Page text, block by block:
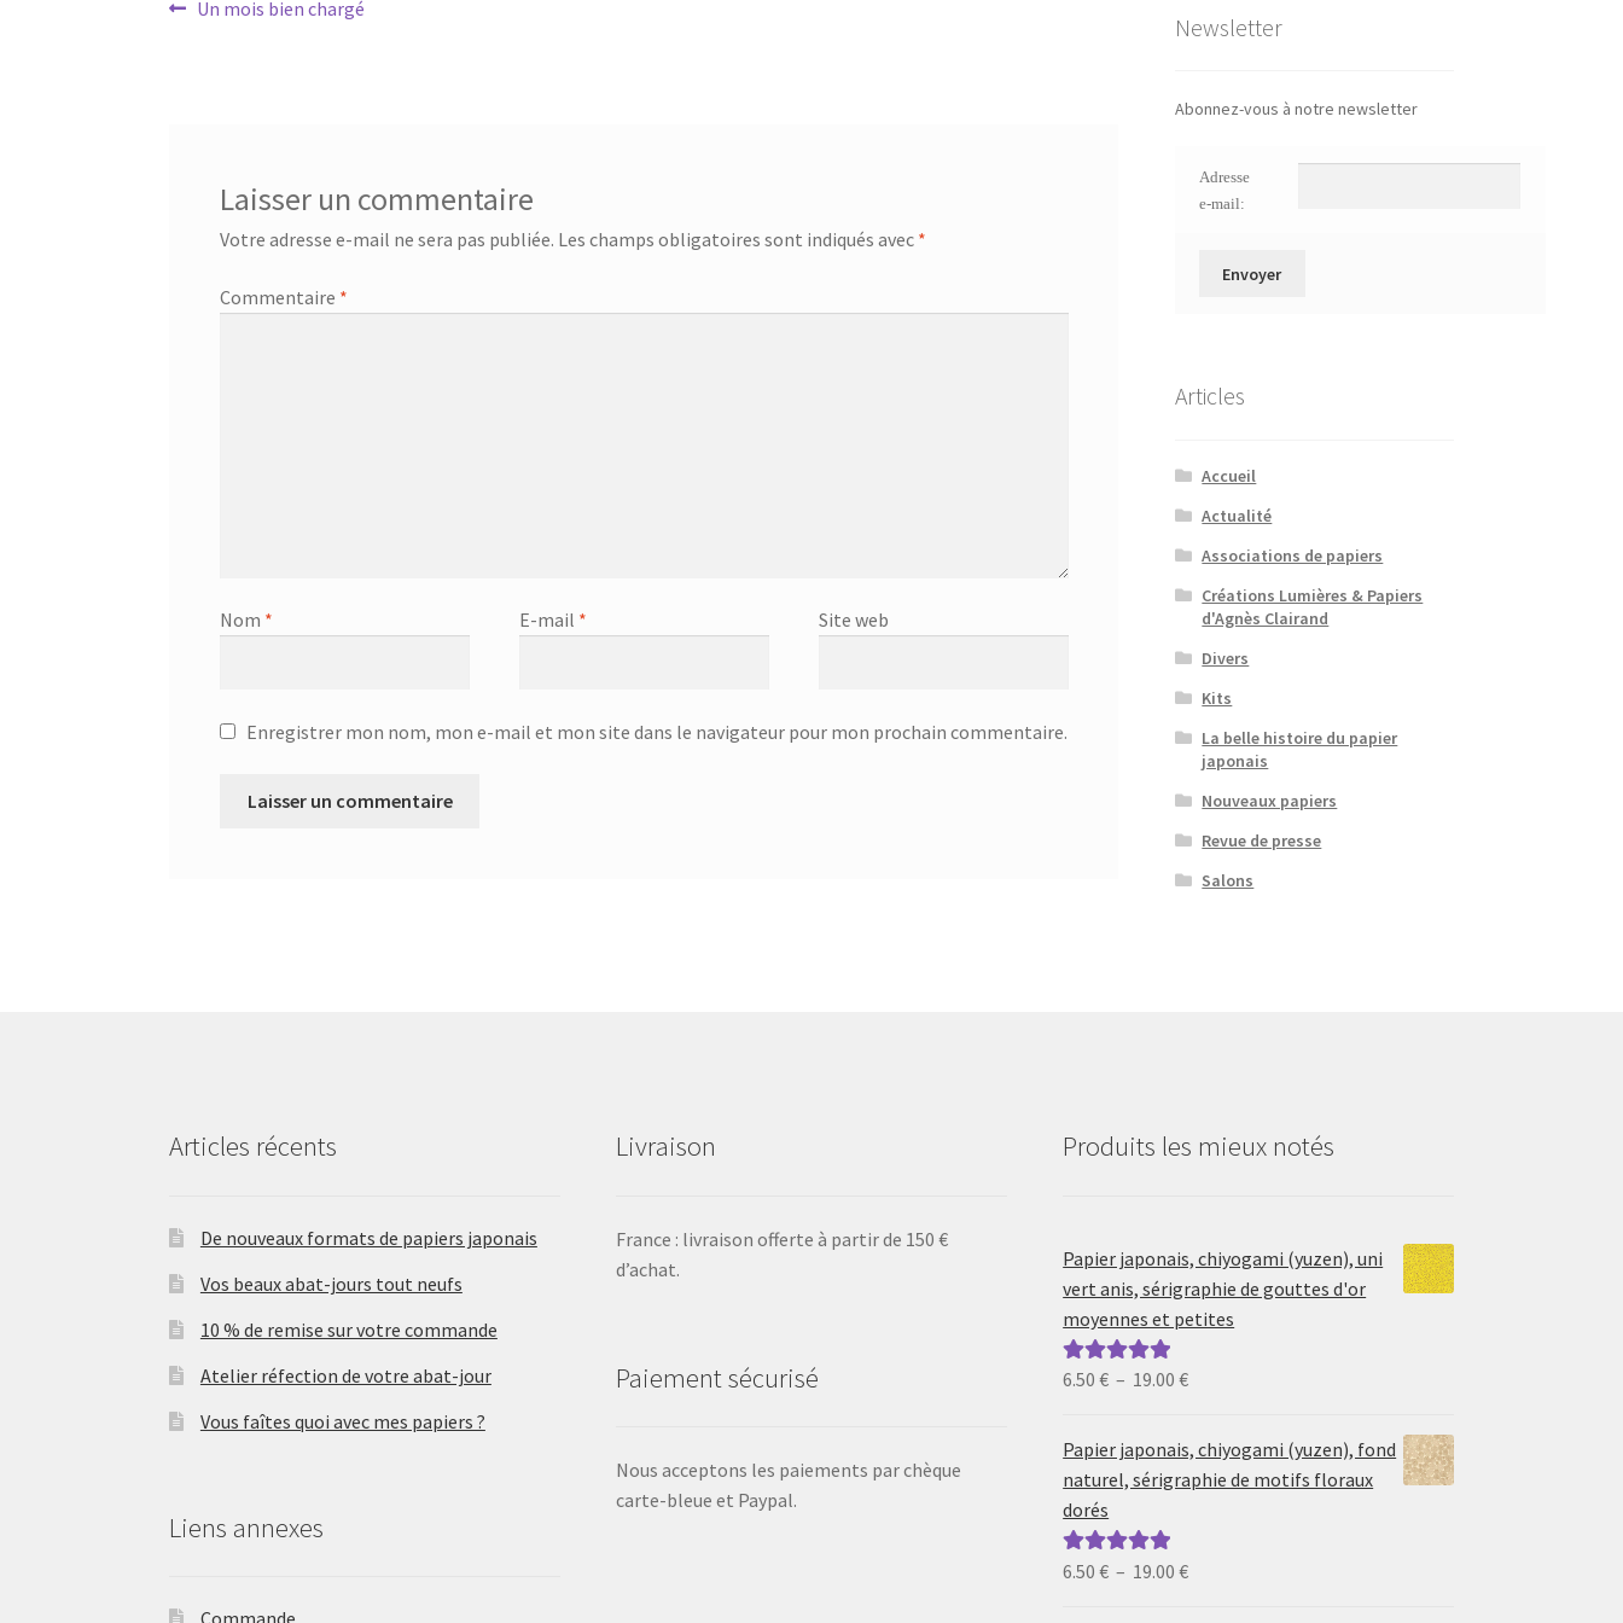
Navigation
Article
Un mois bien chargé
Laisser un commentaire
Votre adresse e-mail ne sera pas publiée. Les champs obligatoires sont indiqués avec *
Commentaire *
Nom * E-mail * Site web
Enregistrer mon nom, mon e-mail et mon site dans le navigateur pour mon prochain commentaire.
Newsletter
Abonnez-vous à notre newsletter
Adresse
e-mail:
Articles
Accueil
Actualité
Associations de papiers
Créations Lumières & Papiers
d'Agnès Clairand
Divers
Kits
La belle histoire du papier
japonais
Nouveaux papiers
Revue de presse
Salons
Articles récents
De nouveaux formats de papiers japonais
Vos beaux abat-jours tout neufs
10 % de remise sur votre commande
Atelier réfection de votre abat-jour
Vous faîtes quoi avec mes papiers ?
Liens annexes
Livraison
France : livraison offerte à partir de 150 €
d’achat.
Paiement sécurisé
Nous acceptons les paiements par chèque
carte-bleue et Paypal.
Produits les mieux notés
Papier japonais, chiyogami (yuzen), uni
vert anis, sérigraphie de gouttes d'or
moyennes et petites
Note5.00sur
6.50€ – 19.00€Plage
prix :
6.50 €
Papier japonais, chiyogami (yuzen), fond
naturel, sérigraphie de motifs floraux
dorés
Note5.00sur
6.50€ – 19.00€Plage